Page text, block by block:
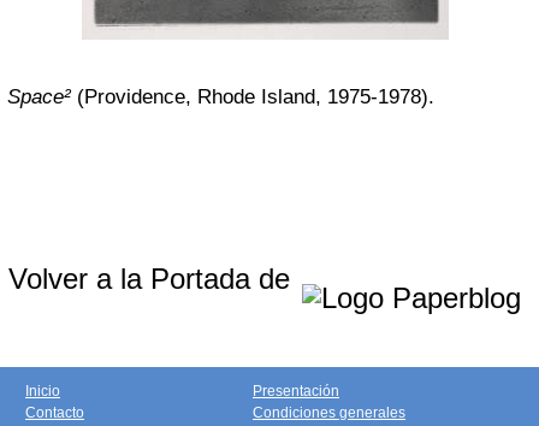
Space² (Providence, Rhode Island, 1975-1978).
Volver a la Portada de
Inicio
Contacto
Presentación
Condiciones generales